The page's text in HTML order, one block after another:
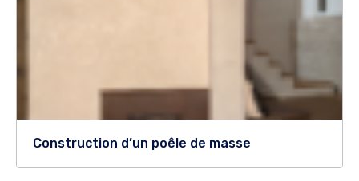
Construction d’un poêle de masse